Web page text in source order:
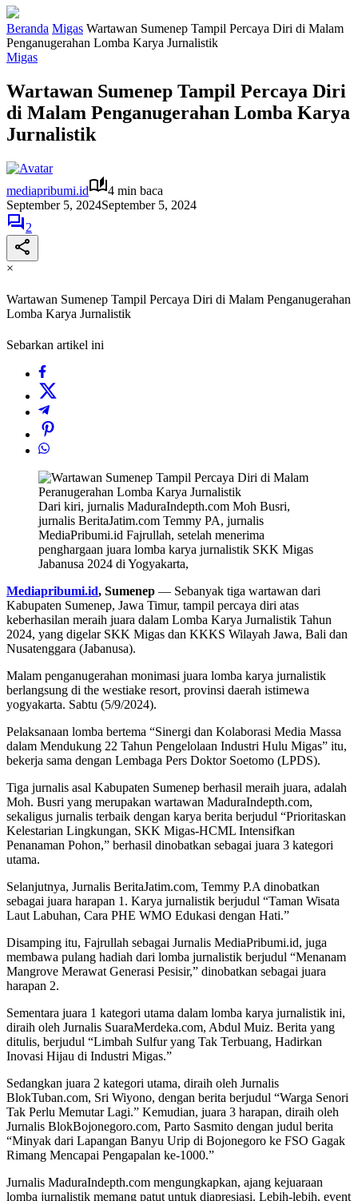
Beranda Migas Wartawan Sumenep Tampil Percaya Diri di Malam
Penganugerahan Lomba Karya Jurnalistik
Migas
Wartawan Sumenep Tampil Percaya Diri
di Malam Penganugerahan Lomba Karya
Jurnalistik
mediapribumi.id
4 min baca
September 5, 2024September 5, 2024
2
×
Wartawan Sumenep Tampil Percaya Diri di Malam Penganugerahan
Lomba Karya Jurnalistik
Sebarkan artikel ini
Dari kiri, jurnalis MaduraIndepth.com Moh Busri,
jurnalis BeritaJatim.com Temmy PA, jurnalis
MediaPribumi.id Fajrullah, setelah menerima
penghargaan juara lomba karya jurnalistik SKK Migas
Jabanusa 2024 di Yogyakarta,
Mediapribumi.id, Sumenep — Sebanyak tiga wartawan dari
Kabupaten Sumenep, Jawa Timur, tampil percaya diri atas
keberhasilan meraih juara dalam Lomba Karya Jurnalistik Tahun
2024, yang digelar SKK Migas dan KKKS Wilayah Jawa, Bali dan
Nusatenggara (Jabanusa).
Malam penganugerahan monimasi juara lomba karya jurnalistik
berlangsung di the westiake resort, provinsi daerah istimewa
yogyakarta. Sabtu (5/9/2024).
Pelaksanaan lomba bertema “Sinergi dan Kolaborasi Media Massa
dalam Mendukung 22 Tahun Pengelolaan Industri Hulu Migas” itu,
bekerja sama dengan Lembaga Pers Doktor Soetomo (LPDS).
Tiga jurnalis asal Kabupaten Sumenep berhasil meraih juara, adalah
Moh. Busri yang merupakan wartawan MaduraIndepth.com,
sekaligus jurnalis terbaik dengan karya berita berjudul “Prioritaskan
Kelestarian Lingkungan, SKK Migas-HCML Intensifkan
Penanaman Pohon,” berhasil dinobatkan sebagai juara 3 kategori
utama.
Selanjutnya, Jurnalis BeritaJatim.com, Temmy P.A dinobatkan
sebagai juara harapan 1. Karya jurnalistik berjudul “Taman Wisata
Laut Labuhan, Cara PHE WMO Edukasi dengan Hati.”
Disamping itu, Fajrullah sebagai Jurnalis MediaPribumi.id, juga
membawa pulang hadiah dari lomba jurnalistik berjudul “Menanam
Mangrove Merawat Generasi Pesisir,” dinobatkan sebagai juara
harapan 2.
Sementara juara 1 kategori utama dalam lomba karya jurnalistik ini,
diraih oleh Jurnalis SuaraMerdeka.com, Abdul Muiz. Berita yang
ditulis, berjudul “Limbah Sulfur yang Tak Terbuang, Hadirkan
Inovasi Hijau di Industri Migas.”
Sedangkan juara 2 kategori utama, diraih oleh Jurnalis
BlokTuban.com, Sri Wiyono, dengan berita berjudul “Warga Senori
Tak Perlu Memutar Lagi.” Kemudian, juara 3 harapan, diraih oleh
Jurnalis BlokBojonegoro.com, Parto Sasmito dengan judul berita
“Minyak dari Lapangan Banyu Urip di Bojonegoro ke FSO Gagak
Rimang Mencapai Pengapalan ke-1000.”
Jurnalis MaduraIndepth.com mengungkapkan, ajang kejuaraan
lomba jurnalistik memang patut untuk diapresiasi. Lebih-lebih, event